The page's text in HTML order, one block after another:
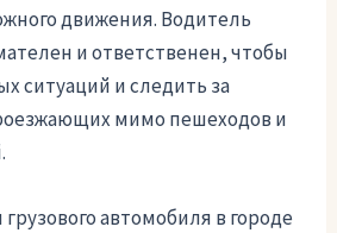
движения. Водитель
и ответственен, чтобы
ситуаций и следить за
мимо пешеходов и
автомобиля в городе